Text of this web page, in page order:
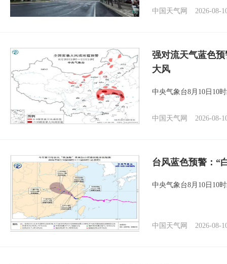
中国天气网 2026-08-
强对流天气蓝色
大风
中央气象台8月10日10
中国天气网 2026-08-
台风蓝色预警：“
中央气象台8月10日10
中国天气网 2026-08-